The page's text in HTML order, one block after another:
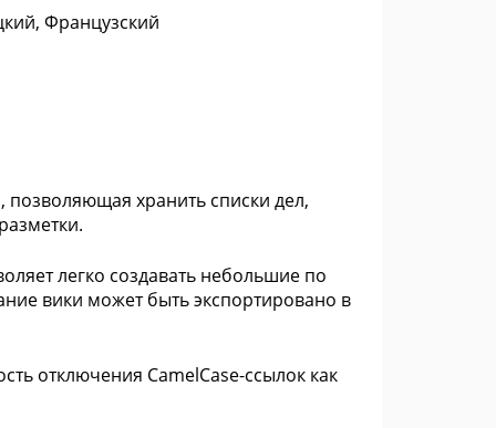
Французский
хранить списки дел,
легко создавать небольшие по
вики может быть экспортировано в
отключения CamelCase-ссылок как